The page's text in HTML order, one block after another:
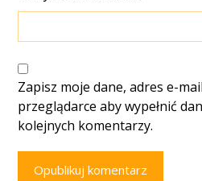
Zapisz moje dane, adres e-
przeglądarce aby wypełnić
kolejnych komentarzy.
Opublikuj komentarz